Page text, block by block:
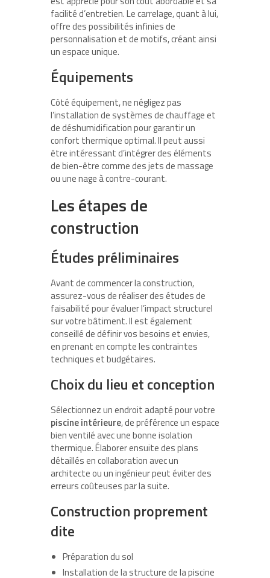
facilité d’entretien. Le carrelage, quant à lui,
offre des possibilités infinies de
personnalisation et de motifs, créant ainsi
un espace unique.
Équipements
Côté équipement, ne négligez pas
l’installation de systèmes de chauffage et
de déshumidification pour garantir un
confort thermique optimal. Il peut aussi
être intéressant d’intégrer des éléments
de bien-être comme des jets de massage
ou une nage à contre-courant.
Les étapes de
construction
Études préliminaires
Avant de commencer la construction,
assurez-vous de réaliser des études de
faisabilité pour évaluer l’impact structurel
sur votre bâtiment. Il est également
conseillé de définir vos besoins et envies,
en prenant en compte les contraintes
techniques et budgétaires.
Choix du lieu et conception
Sélectionnez un endroit adapté pour votre
piscine intérieure, de préférence un espace
bien ventilé avec une bonne isolation
thermique. Élaborer ensuite des plans
détaillés en collaboration avec un
architecte ou un ingénieur peut éviter des
erreurs coûteuses par la suite.
Construction proprement
dite
Préparation du sol
Installation de la structure de la piscine